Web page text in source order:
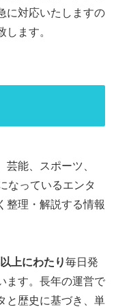
に対応いたしますの
ます。
芸能、スポーツ、
なっているエンタ
整理・解説する情報
上にわたり毎日発
ます。長年の運営で
と歴史に基づき、単